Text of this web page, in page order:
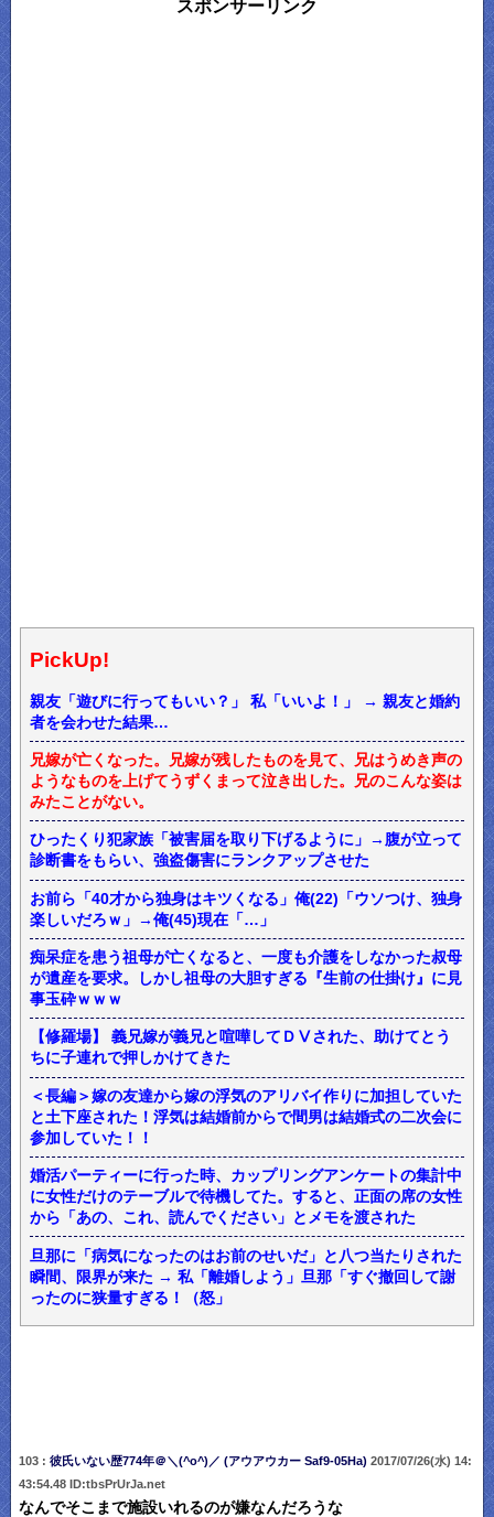
スポンサーリンク
PickUp!
親友「遊びに行ってもいい？」 私「いいよ！」 → 親友と婚約
者を会わせた結果…
兄嫁が亡くなった。兄嫁が残したものを見て、兄はうめき声の
ようなものを上げてうずくまって泣き出した。兄のこんな姿は
みたことがない。
ひったくり犯家族「被害届を取り下げるように」→腹が立って
診断書をもらい、強盗傷害にランクアップさせた
お前ら「40才から独身はキツくなる」俺(22)「ウソつけ、独身
楽しいだろｗ」→俺(45)現在「…」
痴呆症を患う祖母が亡くなると、一度も介護をしなかった叔母
が遺産を要求。しかし祖母の大胆すぎる『生前の仕掛け』に見
事玉砕ｗｗｗ
【修羅場】 義兄嫁が義兄と喧嘩してＤⅤされた、助けてとう
ちに子連れで押しかけてきた
＜長編＞嫁の友達から嫁の浮気のアリバイ作りに加担していた
と土下座された！浮気は結婚前からで間男は結婚式の二次会に
参加していた！！
婚活パーティーに行った時、カップリングアンケートの集計中
に女性だけのテーブルで待機してた。すると、正面の席の女性
から「あの、これ、読んでください」とメモを渡された
旦那に「病気になったのはお前のせいだ」と八つ当たりされた
瞬間、限界が来た → 私「離婚しよう」旦那「すぐ撤回して謝
ったのに狭量すぎる！（怒」
103 : 彼氏いない歴774年＠＼(^o^)／ (アウアウカー Saf9-05Ha) 2017/07/26(水) 14:
43:54.48 ID:tbsPrUrJa.net
なんでそこまで施設いれるのが嫌なんだろうな